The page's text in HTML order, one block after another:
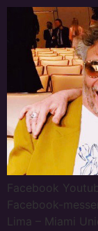
Facebook
Facebook-
Lima – Miami